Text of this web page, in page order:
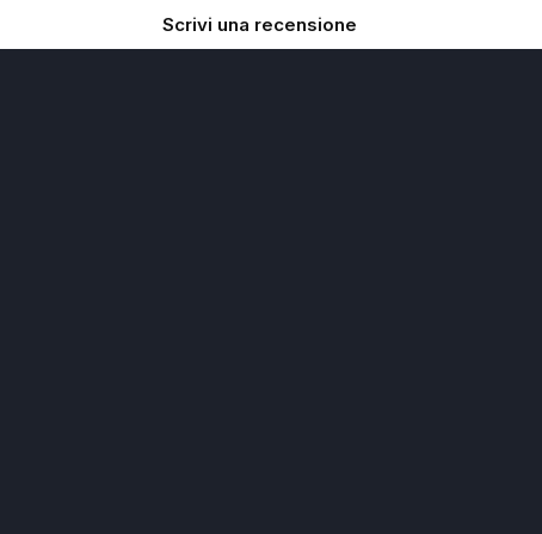
Scrivi una recensione